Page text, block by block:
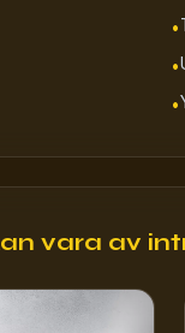
•
•
•
vara av